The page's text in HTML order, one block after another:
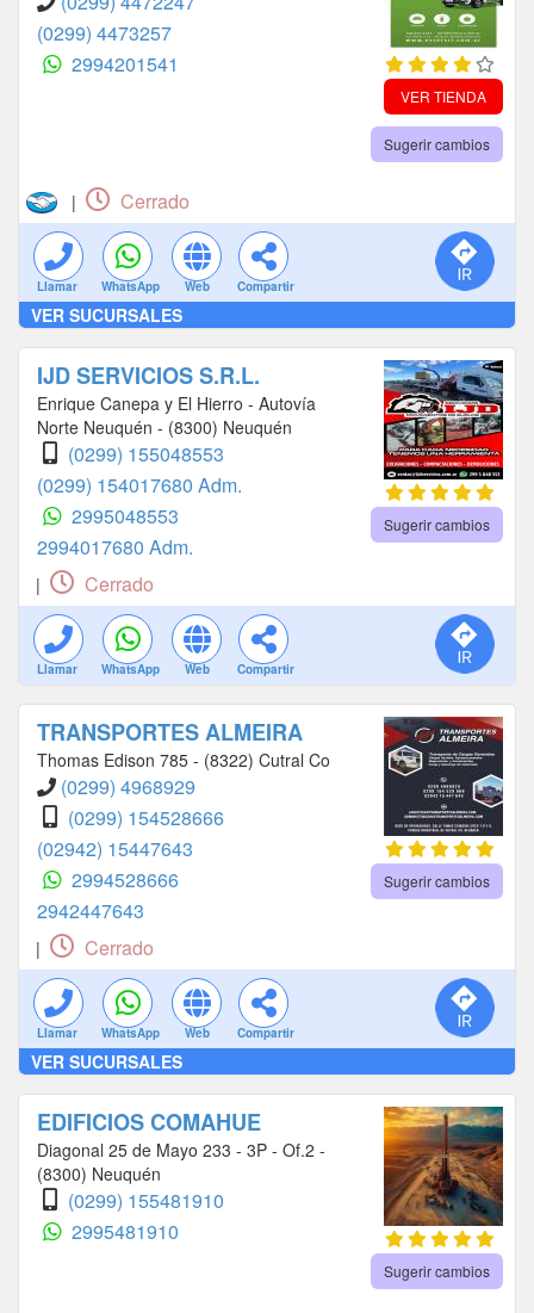
(0299) 4473257
2994201541
VER TIENDA
Sugerir cambios
| Cerrado
Llamar WhatsApp Web Compartir
VER SUCURSALES
IJD SERVICIOS S.R.L.
Enrique Canepa y El Hierro - Autovía
Norte Neuquén - (8300) Neuquén
(0299) 155048553
(0299) 154017680 Adm.
2995048553
2994017680 Adm.
Sugerir cambios
| Cerrado
Llamar WhatsApp Web Compartir
TRANSPORTES ALMEIRA
Thomas Edison 785 - (8322) Cutral Co
(0299) 4968929
(0299) 154528666
(02942) 15447643
2994528666
2942447643
Sugerir cambios
| Cerrado
Llamar WhatsApp Web Compartir
VER SUCURSALES
EDIFICIOS COMAHUE
Diagonal 25 de Mayo 233 - 3P - Of.2 -
(8300) Neuquén
(0299) 155481910
2995481910
Sugerir cambios